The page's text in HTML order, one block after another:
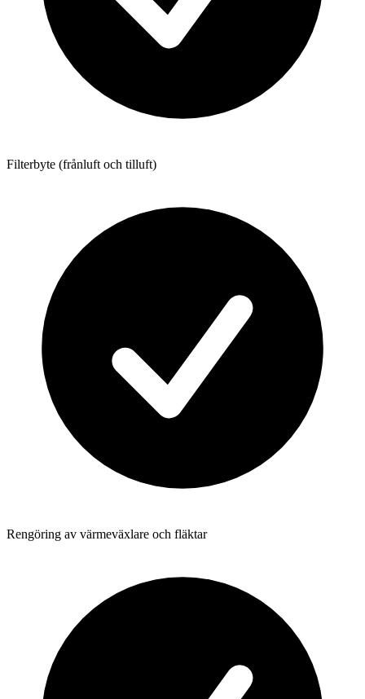
Filterbyte (frånluft och tilluft)
Rengöring av värmeväxlare och fläktar